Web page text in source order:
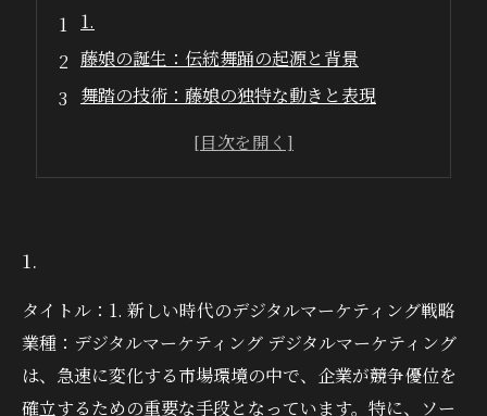
1.
藤娘の誕生：伝統舞踊の起源と背景
舞踏の技術：藤娘の独特な動きと表現
衣装と小道具の美：藤娘の視覚的魅力
1.
タイトル：1. 新しい時代のデジタルマーケティング戦略
業種：デジタルマーケティング デジタルマーケティング
は、急速に変化する市場環境の中で、企業が競争優位を
確立するための重要な手段となっています。特に、ソー